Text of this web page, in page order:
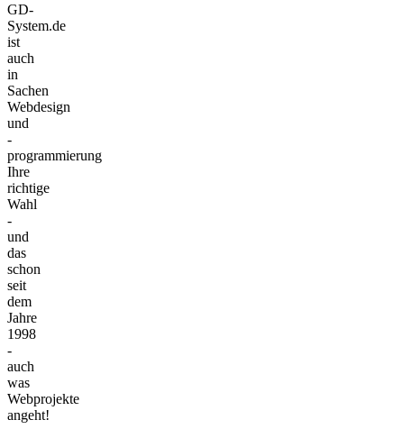
GD-
System.de
ist
auch
in
Sachen
Webdesign
und
-
programmierung
Ihre
richtige
Wahl
-
und
das
schon
seit
dem
Jahre
1998
-
auch
was
Webprojekte
angeht!